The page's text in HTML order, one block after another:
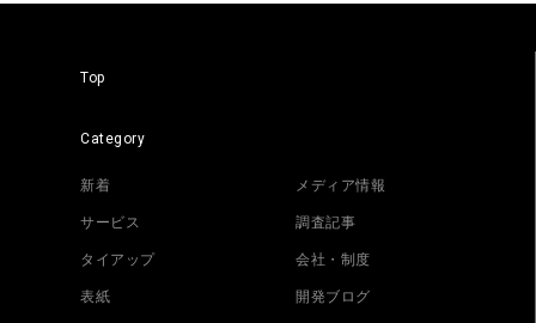
Top
Category
新着 メディア情報
サービス 調査記事
タイアップ 会社・制度
表紙 開発ブログ